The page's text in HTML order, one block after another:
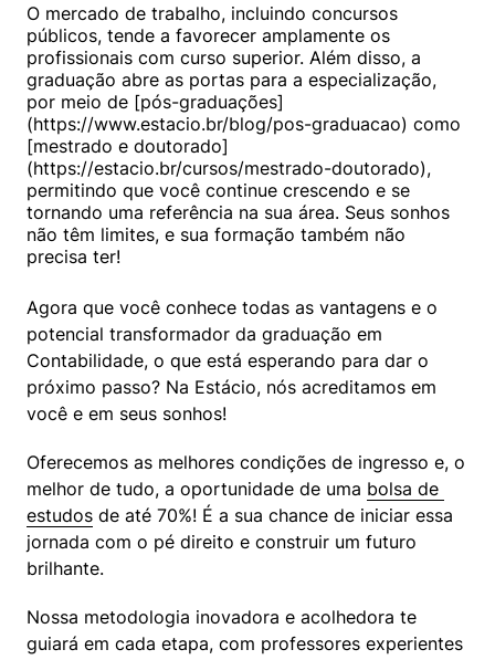
O mercado de trabalho, incluindo concursos
públicos, tende a favorecer amplamente os
profissionais com curso superior. Além disso, a
graduação abre as portas para a especialização,
por meio de [pós-graduações]
(https://www.estacio.br/blog/pos-graduacao) como
[mestrado e doutorado]
(https://estacio.br/cursos/mestrado-doutorado),
permitindo que você continue crescendo e se
tornando uma referência na sua área. Seus sonhos
não têm limites, e sua formação também não
precisa ter!
Agora que você conhece todas as vantagens e o
potencial transformador da graduação em
Contabilidade, o que está esperando para dar o
próximo passo? Na Estácio, nós acreditamos em
você e em seus sonhos!
Oferecemos as melhores condições de ingresso e, o
melhor de tudo, a oportunidade de uma bolsa de
estudos de até 70%! É a sua chance de iniciar essa
jornada com o pé direito e construir um futuro
brilhante.
Nossa metodologia inovadora e acolhedora te
guiará em cada etapa, com professores experientes